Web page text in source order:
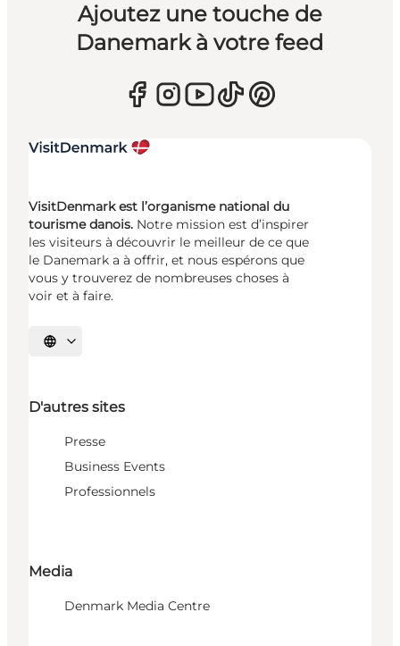
Ajoutez une touche de
Danemark à votre feed
VisitDenmark est l’organisme national du
tourisme danois. Notre mission est d’inspirer
les visiteurs à découvrir le meilleur de ce que
le Danemark a à offrir, et nous espérons que
vous y trouverez de nombreuses choses à
voir et à faire.
Choisissez la langue
D'autres sites
Presse
Business Events
Professionnels
Media
Denmark Media Centre